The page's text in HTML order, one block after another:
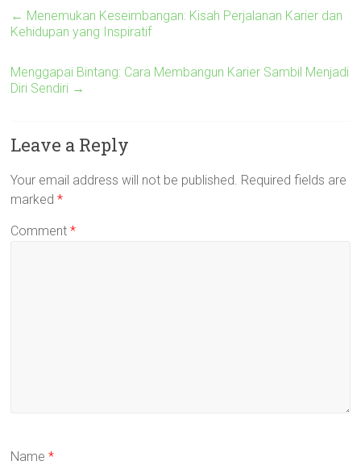
← Menemukan Keseimbangan: Kisah Perjalanan Karier dan
Kehidupan yang Inspiratif
Menggapai Bintang: Cara Membangun Karier Sambil Menjadi
Diri Sendiri →
Leave a Reply
Your email address will not be published. Required fields are
marked*
Comment*
Name*